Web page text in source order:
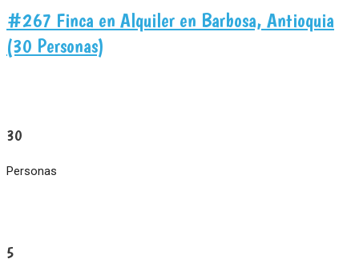
#267 Finca en Alquiler en Barbosa, Antioquia
(30 Personas)
30
Personas
5